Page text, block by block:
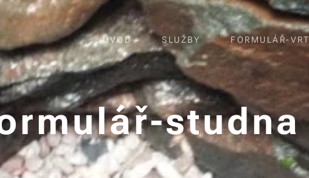
ÚVOD SLUŽBY FORMULÁŘ-VRT
studna